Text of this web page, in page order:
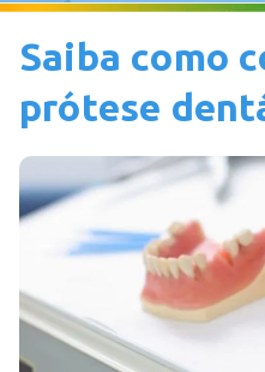
Saiba como
prótese